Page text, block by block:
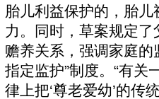
胎儿利益保护的，胎
力。同时，草案规定了
赡养关系，强调家庭的
指定监护”制度。“有关
律上把‘尊老爱幼’的传